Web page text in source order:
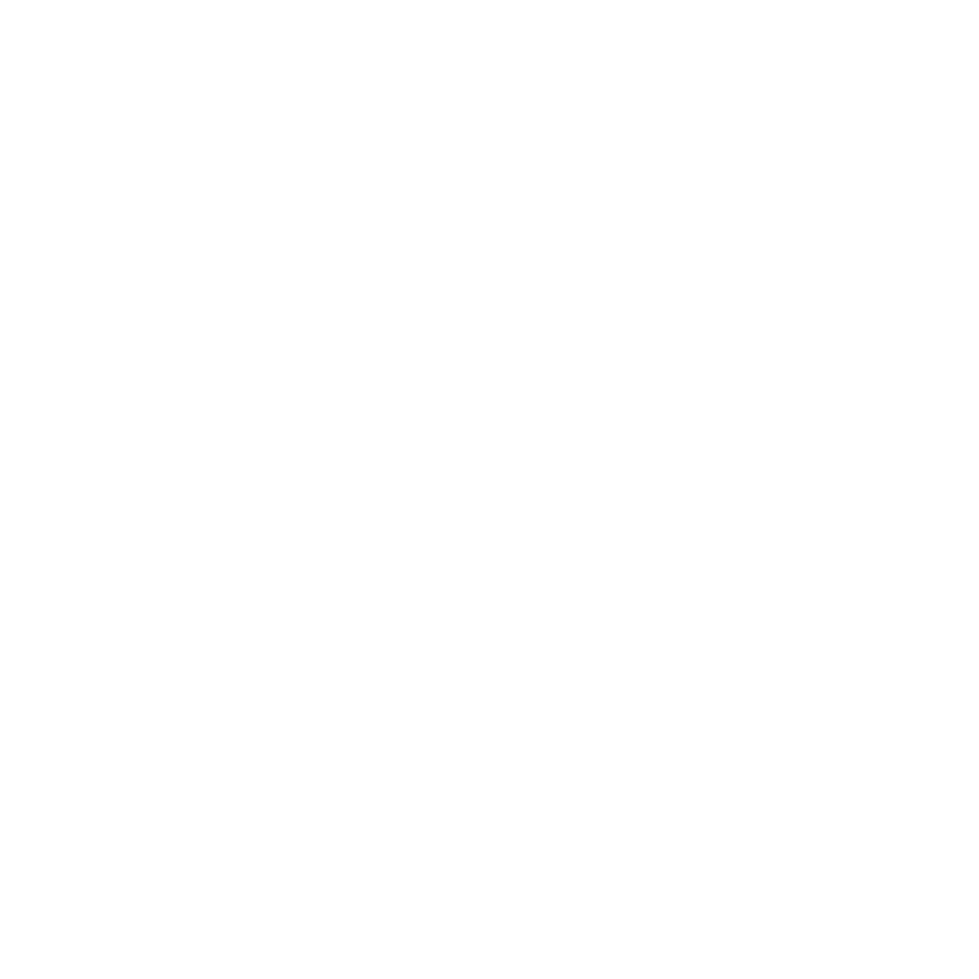
sütő, főzőlap, sütő, mosógép, mosogatógép, mélyhűtő, kenyérpirító)
konyha (mikrohullámú sütő, főzőlap, sütő, mosógép, mosogatógép, mélyhűtő, kenyérpirító)
konyha (mikrohullámú sütő, főzőlap, sütő, mosógép, mosogatógép, mélyhűtő, kenyérpirító)
található bár, térítés ellenében, előzetes foglalás szükséges)